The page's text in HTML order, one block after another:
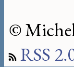
©
RSS